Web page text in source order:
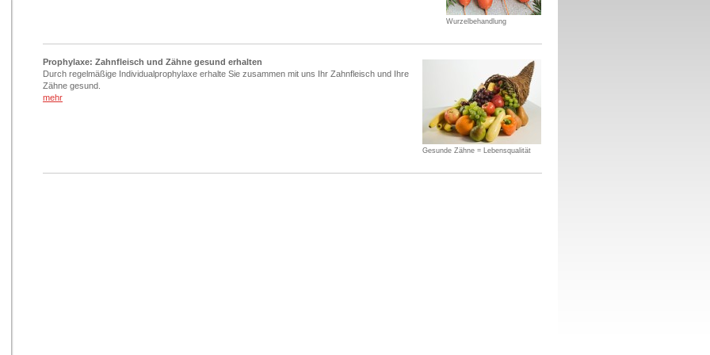
Wurzelbehandlung
Gesunde Zähne = Lebensqualität
Prophylaxe: Zahnfleisch und Zähne gesund erhalten
Durch regelmäßige Individualprophylaxe erhalte Sie zusammen mit uns Ihr Zahnfleisch und Ihre
Zähne gesund.
mehr